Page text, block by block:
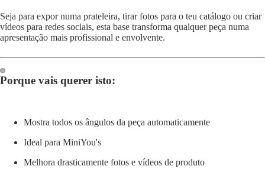
inteiro
inteiro
Seja para expor numa prateleira, tirar fotos para o teu catálogo ou criar
vídeos para redes sociais, esta base transforma qualquer peça numa
apresentação mais profissional e envolvente.
Porque vais querer isto:
Mostra todos os ângulos da peça automaticamente
Ideal para MiniYou's
Melhora drasticamente fotos e vídeos de produto